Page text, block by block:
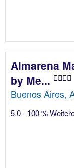
Almarena
by Me...
Buenos Aires,
5.0 - 100 %